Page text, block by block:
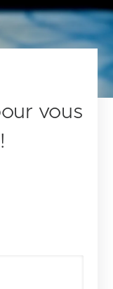
vous